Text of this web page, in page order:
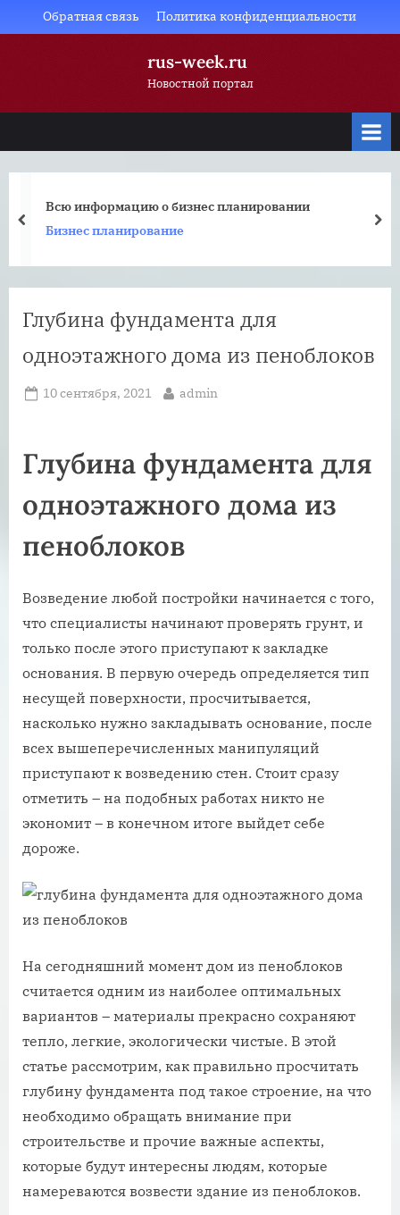
to
Обратная связь Политика конфиденциальности
rus-week.ru
Новостной портал
Всю информацию о бизнес планировании
Бизнес планирование
prev
Глубина фундамента для
одноэтажного дома из пеноблоков
Posted
10 сентября, 2021 By
admin
Глубина фундамента для
одноэтажного дома из
пеноблоков
Возведение любой постройки начинается с того,
что специалисты начинают проверять грунт, и
только после этого приступают к закладке
основания. В первую очередь определяется тип
несущей поверхности, просчитывается,
насколько нужно закладывать основание, после
всех вышеперечисленных манипуляций
приступают к возведению стен. Стоит сразу
отметить – на подобных работах никто не
экономит – в конечном итоге выйдет себе
дороже.
На сегодняшний момент дом из пеноблоков
считается одним из наиболее оптимальных
вариантов – материалы прекрасно сохраняют
тепло, легкие, экологически чистые. В этой
статье рассмотрим, как правильно просчитать
глубину фундамента под такое строение, на что
необходимо обращать внимание при
строительстве и прочие важные аспекты,
которые будут интересны людям, которые
намереваются возвести здание из пеноблоков.